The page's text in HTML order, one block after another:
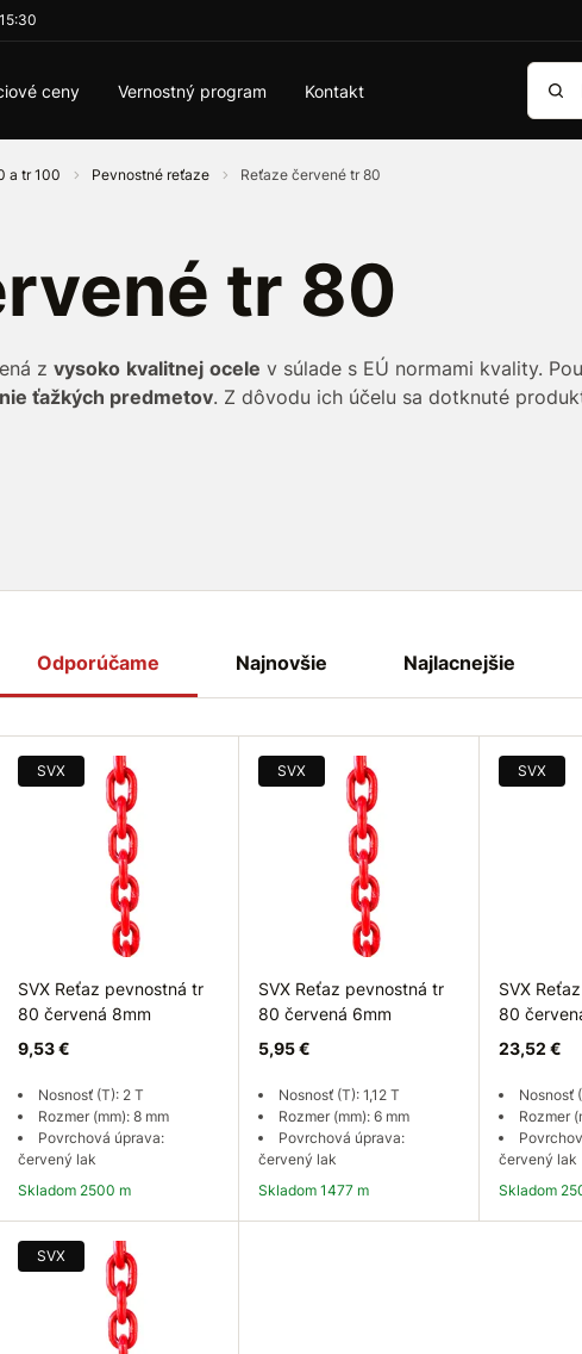
ceny Vernostný program Kontakt
a tr 100 Pevnostné reťaze Reťaze červené tr 80
tr 80
z vysoko kvalitnej ocele v súlade s EÚ normami kvality.
ťažkých predmetov. Z dôvodu ich účelu sa dotknuté
jedinečný typ reťaze zohráva dôležitú úlohu v
Odporúčame Najnovšie Najlacnejšie
SVX
SVX Reťaz pevnostná tr
80 červená 8mm
9,53 €
Nosnosť (T): 2 T
Rozmer (mm): 8 mm
Povrchová úprava:
červený lak
Skladom 2500 m
Do košíka
SVX
SVX Reťaz pevnostná tr
80 červená 6mm
5,95 €
Nosnosť (T): 1,12 T
Rozmer (mm): 6 mm
Povrchová úprava:
červený lak
Skladom 1477 m
SVX
SVX
80
23,52 €
Nosnosť
Rozmer
červený lak
Skladom
SVX